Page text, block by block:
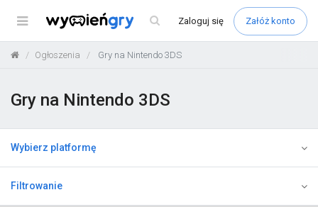
Menu Zaloguj się Załóż konto
Ogłoszenia Gry na Nintendo 3DS
Gry na Nintendo 3DS
Wybierz platformę
Filtrowanie